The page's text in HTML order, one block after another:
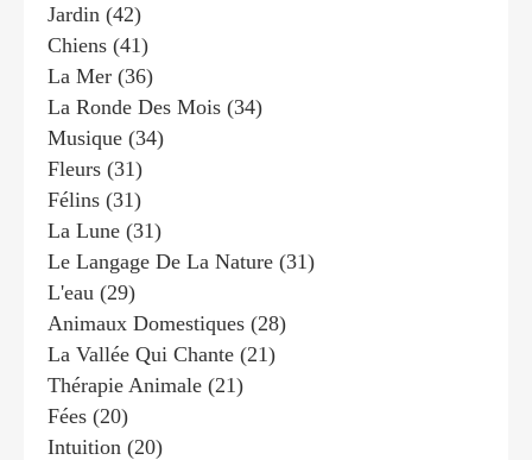
Jardin (42)
Chiens (41)
La Mer (36)
La Ronde Des Mois (34)
Musique (34)
Fleurs (31)
Félins (31)
La Lune (31)
Le Langage De La Nature (31)
L'eau (29)
Animaux Domestiques (28)
La Vallée Qui Chante (21)
Thérapie Animale (21)
Fées (20)
Intuition (20)